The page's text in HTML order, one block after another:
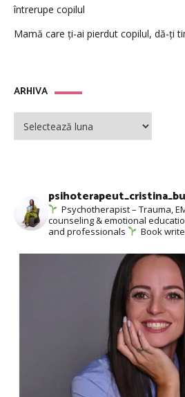
întrerupe copilul
Mamă care ți-ai pierdut copilul, dă-ți
ARHIVAARHIVA
Psychotherapist – Trauma,
counseling & emotional
and professionals
Book